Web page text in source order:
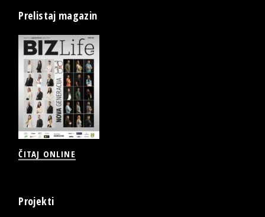
Prelistaj magazin
ČITAJ ONLINE
Projekti